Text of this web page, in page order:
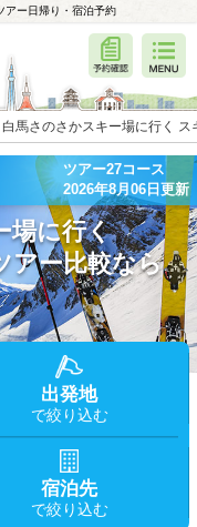
アー日帰り・宿泊予約
白馬さのさかスキー場に行く
ツアー27コース
2026年8月06日更新
場に行く
アー比較なら
出発地
で絞り込む
宿泊先
で絞り込む